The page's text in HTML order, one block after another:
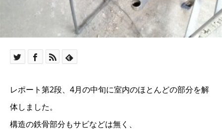
レポート第2段、4月の中旬に室内のほとんどの部分を解
体しました。
構造の鉄骨部分もサビなどは無く、